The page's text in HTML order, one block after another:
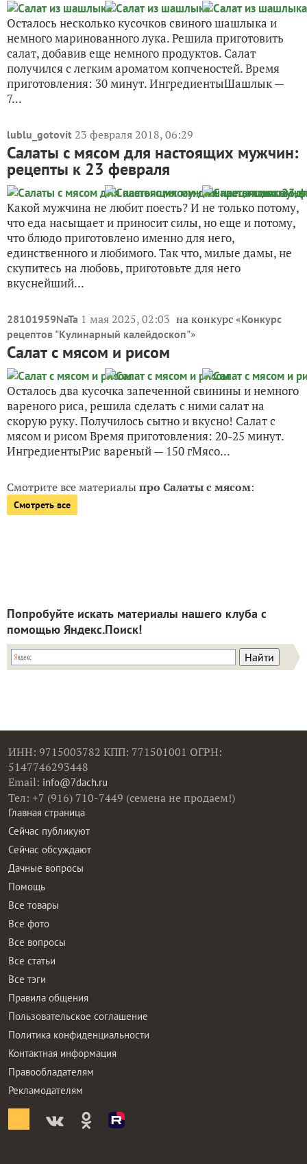
Осталось несколько кусочков свиного шашлыка и
немного маринованного лука. Решила приготовить
салат, добавив еще немного продуктов. Салат
получился с легким ароматом копченостей. Время
приготовления: 30 минут. ИнгредиентыШашлык —
7...
lublu_gotovit 23 февраля 2018, 06:29
Салаты с мясом для настоящих мужчин:
рецепты к 23 февраля
Какой мужчина не любит поесть? И не только потому,
что еда насыщает и приносит силы, но еще и потому,
что блюдо приготовлено именно для него,
единственного и любимого. Так что, милые дамы, не
скупитесь на любовь, приготовьте для него
вкуснейший...
28101959NaTa 1 мая 2025, 02:03 на конкурс «Конкурс
рецептов "Кулинарный калейдоскоп"»
Салат с мясом и рисом
Осталось два кусочка запеченной свинины и немного
вареного риса, решила сделать с ними салат на
скорую руку. Получилось сытно и вкусно! Салат с
мясом и рисом Время приготовления: 20-25 минут.
ИнгредиентыРис вареный — 150 гМясо...
Смотрите все материалыпро Салаты с мясом:
Смотреть все
Попробуйте искать материалы нашего клуба с
помощью Яндекс.Поиск!
ИНН: 9715003782 КПП: 771501001 ОГРН:
5147746293448
Email: info@7dach.ru
Тел: +7 (916) 710-7449 (семена не продаем!)
Главная страница
Сейчас публикуют
Сейчас обсуждают
Дачные вопросы
Помощь
Все товары
Все фото
Все вопросы
Все статьи
Все тэги
Правила общения
Пользовательское соглашение
Политика конфиденциальности
Контактная информация
Правообладателям
Рекламодателям